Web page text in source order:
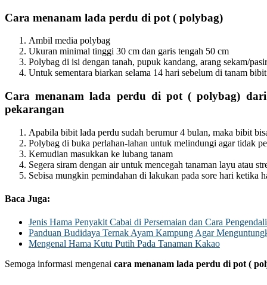
Cara menanam lada perdu di pot ( polybag)
Ambil media polybag
Ukuran minimal tinggi 30 cm dan garis tengah 50 cm
Polybag di isi dengan tanah, pupuk kandang, arang sekam/pasir
Untuk sementara biarkan selama 14 hari sebelum di tanam
Cara menanam lada perdu di pot ( polybag)
pekarangan
Apabila bibit lada perdu sudah berumur 4 bulan, maka bibit
Polybag di buka perlahan-lahan untuk melindungi agar tidak
Kemudian masukkan ke lubang tanam
Segera siram dengan air untuk mencegah tanaman layu atau
Sebisa mungkin pemindahan di lakukan pada sore hari ketika
Baca Juga:
Jenis Hama Penyakit Cabai di Persemaian dan Cara
Panduan Budidaya Ternak Ayam Kampung Agar
Mengenal Hama Kutu Putih Pada Tanaman Kakao
Semoga informasi mengenai cara menanam lada perdu di pot (